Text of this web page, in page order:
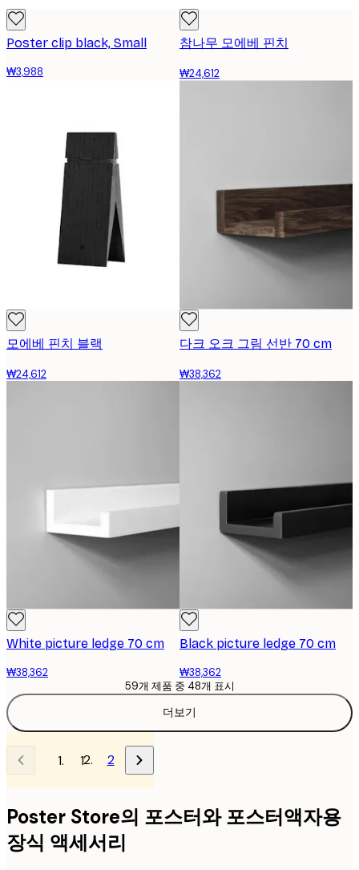
Poster clip black, Small
₩3,988
참나무 모에베 핀치
₩24,612
모에베 핀치 블랙
₩24,612
다크 오크 그림 선반 70 cm
₩38,362
White picture ledge 70 cm
₩38,362
Black picture ledge 70 cm
₩38,362
더보기
59개 제품 중 48개 표시
1 2
Poster Store의 포스터와 포스터액자용
장식 액세서리